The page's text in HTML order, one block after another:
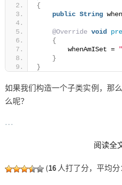
{
public String
@Override void
{
        whenAmISet =
}
}
如果我们构造一个子类实例，那
么呢？
…
阅读全
(16 人打了分，平均分